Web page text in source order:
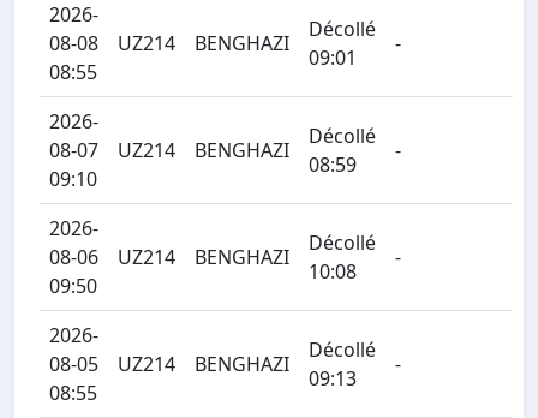
2026-
08-08
08:55
UZ214 BENGHAZI
Décollé
09:01
-
2026-
08-07
09:10
UZ214 BENGHAZI
Décollé
08:59
-
2026-
08-06
09:50
UZ214 BENGHAZI
Décollé
10:08
-
2026-
08-05
08:55
UZ214 BENGHAZI
Décollé
09:13
-